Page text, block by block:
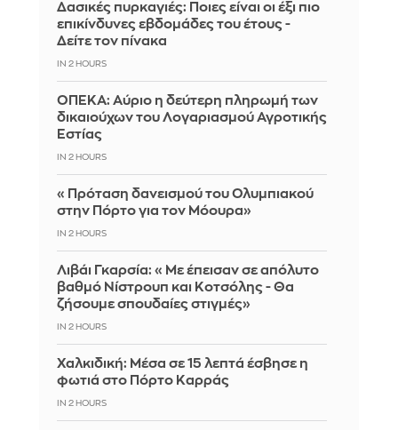
Δασικές πυρκαγιές: Ποιες είναι οι έξι πιο
επικίνδυνες εβδομάδες του έτους -
Δείτε τον πίνακα
IN 2 HOURS
ΟΠΕΚΑ: Αύριο η δεύτερη πληρωμή των
δικαιούχων του Λογαριασμού Αγροτικής
Εστίας
IN 2 HOURS
«Πρόταση δανεισμού του Ολυμπιακού
στην Πόρτο για τον Μόουρα»
IN 2 HOURS
Λιβάι Γκαρσία: «Με έπεισαν σε απόλυτο
βαθμό Νίστρουπ και Κοτσόλης - Θα
ζήσουμε σπουδαίες στιγμές»
IN 2 HOURS
Χαλκιδική: Μέσα σε 15 λεπτά έσβησε η
φωτιά στο Πόρτο Καρράς
IN 2 HOURS